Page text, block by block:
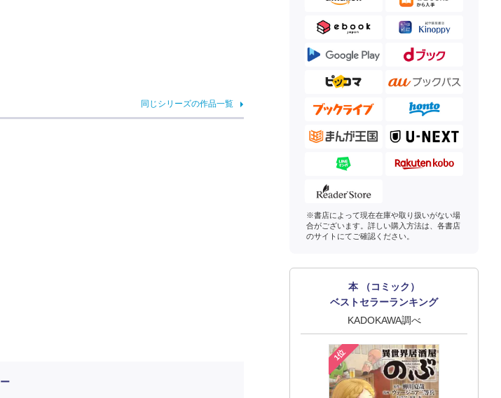
同じシリーズの作品一覧
※書店によって現在在庫や取り扱いがない場
合がございます。詳しい購入方法は、各書店
のサイトにてご確認ください。
本 （コミック）
ベストセラーランキング
KADOKAWA調べ
1位